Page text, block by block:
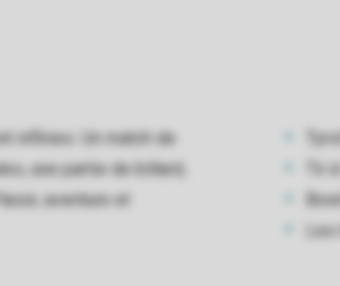
infinies. Un match de
une partie de billard,
aventure et
Tir